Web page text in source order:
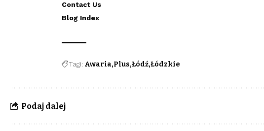
Contact Us
Blog Index
Tagi: Awaria Plus Łódź Łódzkie
Podaj dalej